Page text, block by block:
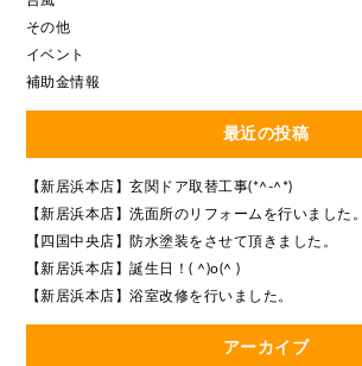
その他
イベント
補助金情報
最近の投稿
【新居浜本店】玄関ドア取替工事(*^-^*)
【新居浜本店】洗面所のリフォームを行いました。
【四国中央店】防水塗装をさせて頂きました。
【新居浜本店】誕生日！( ^)o(^ )
【新居浜本店】浴室改修を行いました。
アーカイブ